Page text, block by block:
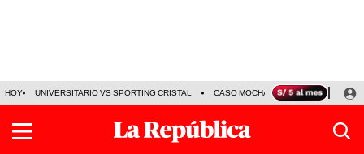
HOY UNIVERSITARIO VS SPORTING CRISTAL CASO MOCHASUELDOS